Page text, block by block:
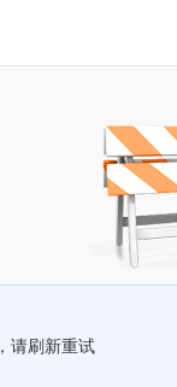
请刷新重试